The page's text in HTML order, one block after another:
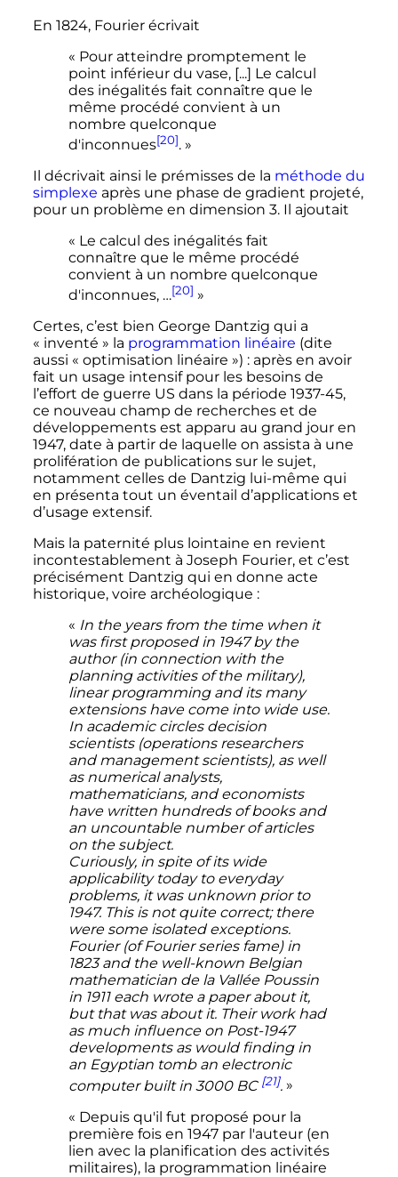
En 1824, Fourier écrivait
« Pour atteindre promptement le
point inférieur du vase, [...] Le calcul
des inégalités fait connaître que le
même procédé convient à un
nombre quelconque
d'inconnues[20]. »
Il décrivait ainsi le prémisses de la méthode du
simplexe après une phase de gradient projeté,
pour un problème en dimension 3. Il ajoutait
« Le calcul des inégalités fait
connaître que le même procédé
convient à un nombre quelconque
d'inconnues, …[20] »
Certes, c’est bien George Dantzig qui a
« inventé » la programmation linéaire (dite
aussi « optimisation linéaire ») : après en avoir
fait un usage intensif pour les besoins de
l’effort de guerre US dans la période 1937-45,
ce nouveau champ de recherches et de
développements est apparu au grand jour en
1947, date à partir de laquelle on assista à une
prolifération de publications sur le sujet,
notamment celles de Dantzig lui-même qui
en présenta tout un éventail d’applications et
d’usage extensif.
Mais la paternité plus lointaine en revient
incontestablement à Joseph Fourier, et c’est
précisément Dantzig qui en donne acte
historique, voire archéologique :
« In the years from the time when it
was first proposed in 1947 by the
author (in connection with the
planning activities of the military),
linear programming and its many
extensions have come into wide use.
In academic circles decision
scientists (operations researchers
and management scientists), as well
as numerical analysts,
mathematicians, and economists
have written hundreds of books and
an uncountable number of articles
on the subject.
Curiously, in spite of its wide
applicability today to everyday
problems, it was unknown prior to
1947. This is not quite correct; there
were some isolated exceptions.
Fourier (of Fourier series fame) in
1823 and the well-known Belgian
mathematician de la Vallée Poussin
in 1911 each wrote a paper about it,
but that was about it. Their work had
as much influence on Post-1947
developments as would finding in
an Egyptian tomb an electronic
computer built in 3000 BC [21].»
« Depuis qu'il fut proposé pour la
première fois en 1947 par l'auteur (en
lien avec la planification des activités
militaires), la programmation linéaire